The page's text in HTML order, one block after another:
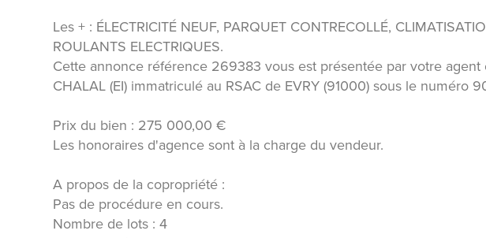
Les + : ÉLECTRICITÉ NEUF, PARQUET CONTRECOLLÉ,
ROULANTS ELECTRIQUES.
Cette annonce référence 269383 vous est présentée par votre agent
CHALAL (EI) immatriculé au RSAC de EVRY (91000) sous le numéro
Prix du bien : 275 000,00 €
Les honoraires d'agence sont à la charge du vendeur.
A propos de la copropriété :
Pas de procédure en cours.
Nombre de lots : 4